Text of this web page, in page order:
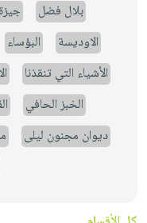
بلال فضل
الاوديسة
البؤساء
الأشياء التي تنقذنا
الخبز الحافي
ديوان مجنون ليلى